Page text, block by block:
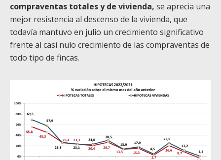
compraventas totales y de vivienda, se aprecia una
mejor resistencia al descenso de la vivienda, que
todavía mantuvo en julio un crecimiento significativo
frente al casi nulo crecimiento de las compraventas de
todo tipo de fincas.